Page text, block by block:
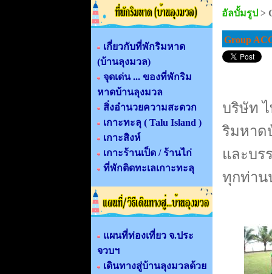
เกี่ยวกับที่พักริมหาด
(บ้านลุงมวล)
จุดเด่น ... ของที่พักริม
หาดบ้านลุงมวล
สิ่งอำนวยความสะดวก
เกาะทะลุ ( Talu Island )
เกาะสิงห์
เกาะร้านเป็ด / ร้านไก่
ที่พักติดทะเลเกาะทะลุ
แผนที่ท่องเที่ยว จ.ประ
จวบฯ
เดินทางสู่บ้านลุงมวลด้วย
อัลบั้มรูป >
Group
บริษัท
ริมหาด
และบร
ทุกท่าน